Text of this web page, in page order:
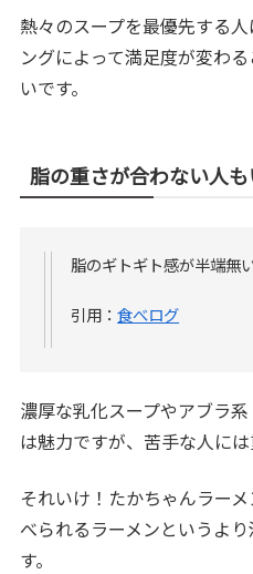
熱々のスープを最優先する
ングによって満足度が変わ
いです。
脂の重さが合わない人も
脂のギトギト感が半端無
引用：食べログ
濃厚な乳化スープやアブラ
は魅力ですが、苦手な人には
それいけ！たかちゃんラー
べられるラーメンというよ
す。